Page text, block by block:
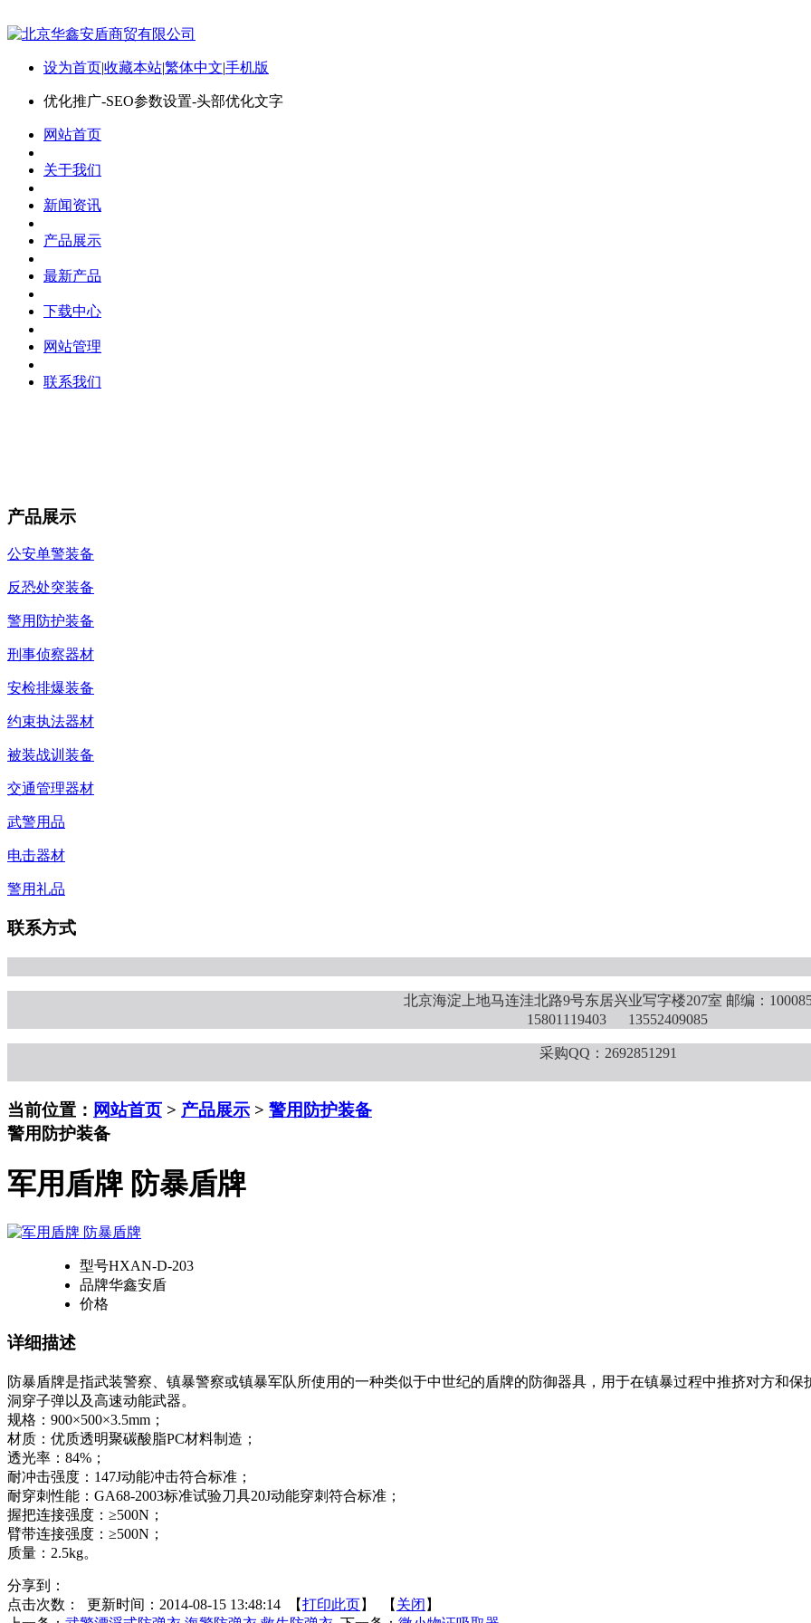
设为首页|收藏本站|繁体中文|手机版
优化推广-SEO参数设置-头部优化文字
网站首页
关于我们
新闻资讯
产品展示
最新产品
下载中心
网站管理
联系我们
产品展示
公安单警装备
反恐处突装备
警用防护装备
刑事侦察器材
安检排爆装备
约束执法器材
被装战训装备
交通管理器材
武警用品
电击器材
警用礼品
联系方式
北京海淀上地马连洼北路9号东居兴业写字楼207室 邮编：
15801119403 13552409085
采购QQ：2692851291
当前位置： 网站首页 > 产品展示 > 警用防护装备
警用防护装备
军用盾牌 防暴盾牌
型号HXAN-D-203
品牌华鑫安盾
价格
详细描述
防暴盾牌是指武装警察、镇暴警察或镇暴军队所使用的一种类似于中世纪的盾牌的防御器具，用于在镇暴过程中推挤对方和
洞穿子弹以及高速动能武器。
规格：900×500×3.5mm；
材质：优质透明聚碳酸脂PC材料制造；
透光率：84%；
耐冲击强度：147J动能冲击符合标准；
耐穿刺性能：GA68-2003标准试验刀具20J动能穿刺符合标准；
握把连接强度：≥500N；
臂带连接强度：≥500N；
质量：2.5kg。
分享到：
点击次数：
更新时间：2014-08-15 13:48:14 【打印此页】 【 关闭 】